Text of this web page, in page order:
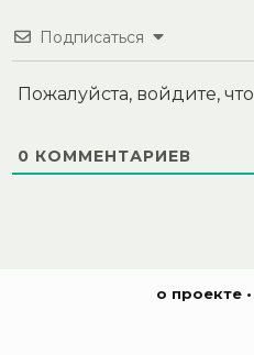
Подписаться
Пожалуйста, войдите,
0 КОММЕНТАРИЕВ
о проекте •